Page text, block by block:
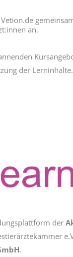
an.
der Lerninhalte.
der
.